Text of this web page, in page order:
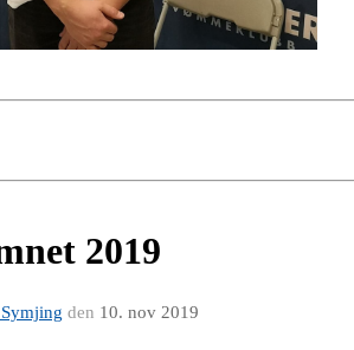
2019
den 10. nov 2019